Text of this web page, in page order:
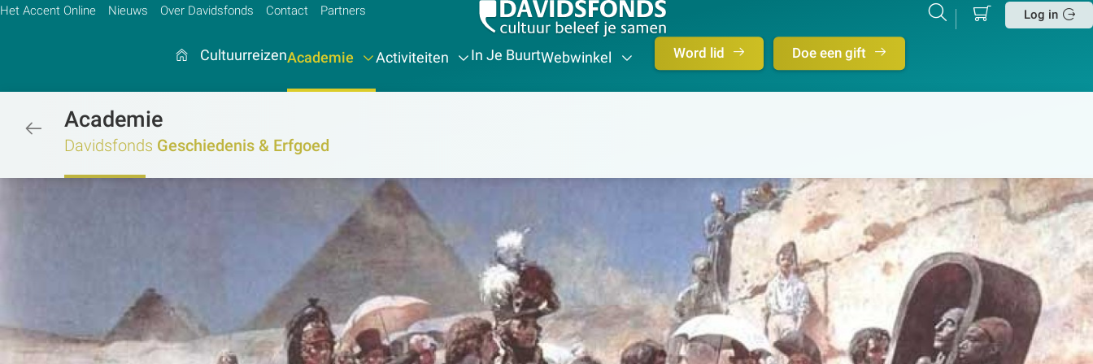
Het Accent Online Nieuws Over Davidsfonds Contact Partners Zoeken
Mijn
winkelmand
BetalenLog in
CultuurreizenAcademie Activiteiten In Je BuurtWebwinkel Word lid Doe een gift
/academie/geschiedenis-erfgoed/geschiedenis-erfgoed
Academie
Davidsfonds Geschiedenis & Erfgoed
Zoek:
Zoeken